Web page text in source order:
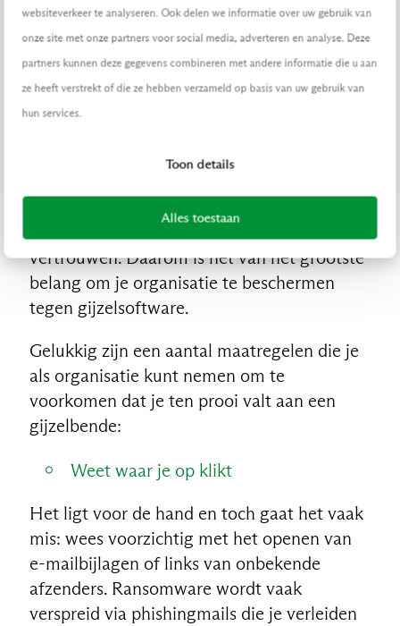
websiteverkeer te analyseren. Ook delen we informatie over uw gebruik van
onze site met onze partners voor social media, adverteren en analyse. Deze
partners kunnen deze gegevens combineren met andere informatie die u aan
ze heeft verstrekt of die ze hebben verzameld op basis van uw gebruik van
hun services.
Toon details
Alles toestaan
Waar een ransomwareaanval ook vandaan
komt, je kunt er maar beter voor zorgen dat
de kans van slagen zo klein mogelijk is.
Want als het te laat is, sta je voor het
dilemma: betaal ik losgeld, of niet? Betaal je,
cybercriminaliteit. Bovendien is er geen
vertrouwen. Daarom is het van het grootste
belang om je organisatie te beschermen
tegen gijzelsoftware.
Gelukkig zijn een aantal maatregelen die je
als organisatie kunt nemen om te
voorkomen dat je ten prooi valt aan een
gijzelbende:
Weet waar je op klikt
Het ligt voor de hand en toch gaat het vaak
mis: wees voorzichtig met het openen van
e-mailbijlagen of links van onbekende
afzenders. Ransomware wordt vaak
verspreid via phishingmails die je verleiden